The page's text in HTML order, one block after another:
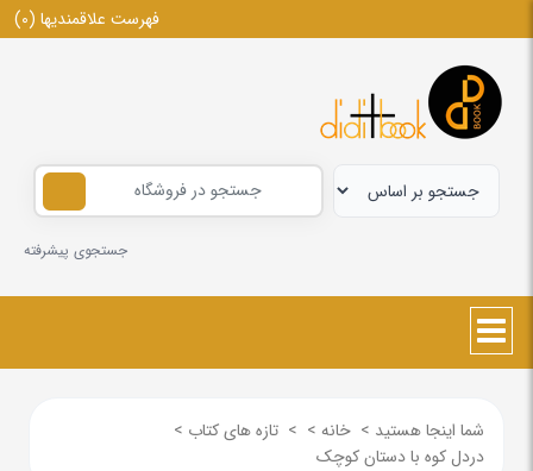
فهرست علاقمندیها (0)
جستجوی پیشرفته
شما اینجا هستید > خانه >
> تازه های کتاب >
دردل کوه با دستان کوچک